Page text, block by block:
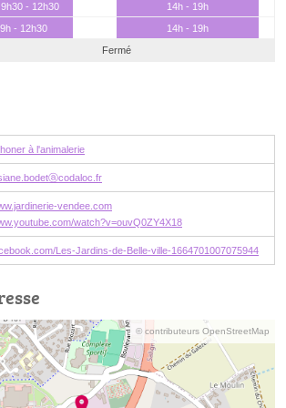
9h30 - 12h30
14h - 19h
9h - 12h30
14h - 19h
Fermé
à l'animalerie
vendee.com
watch?v=ouvQ0ZY4X18
Les-Jardins-de-Belle-ville-1664701007075944
© contributeurs OpenStreetMap